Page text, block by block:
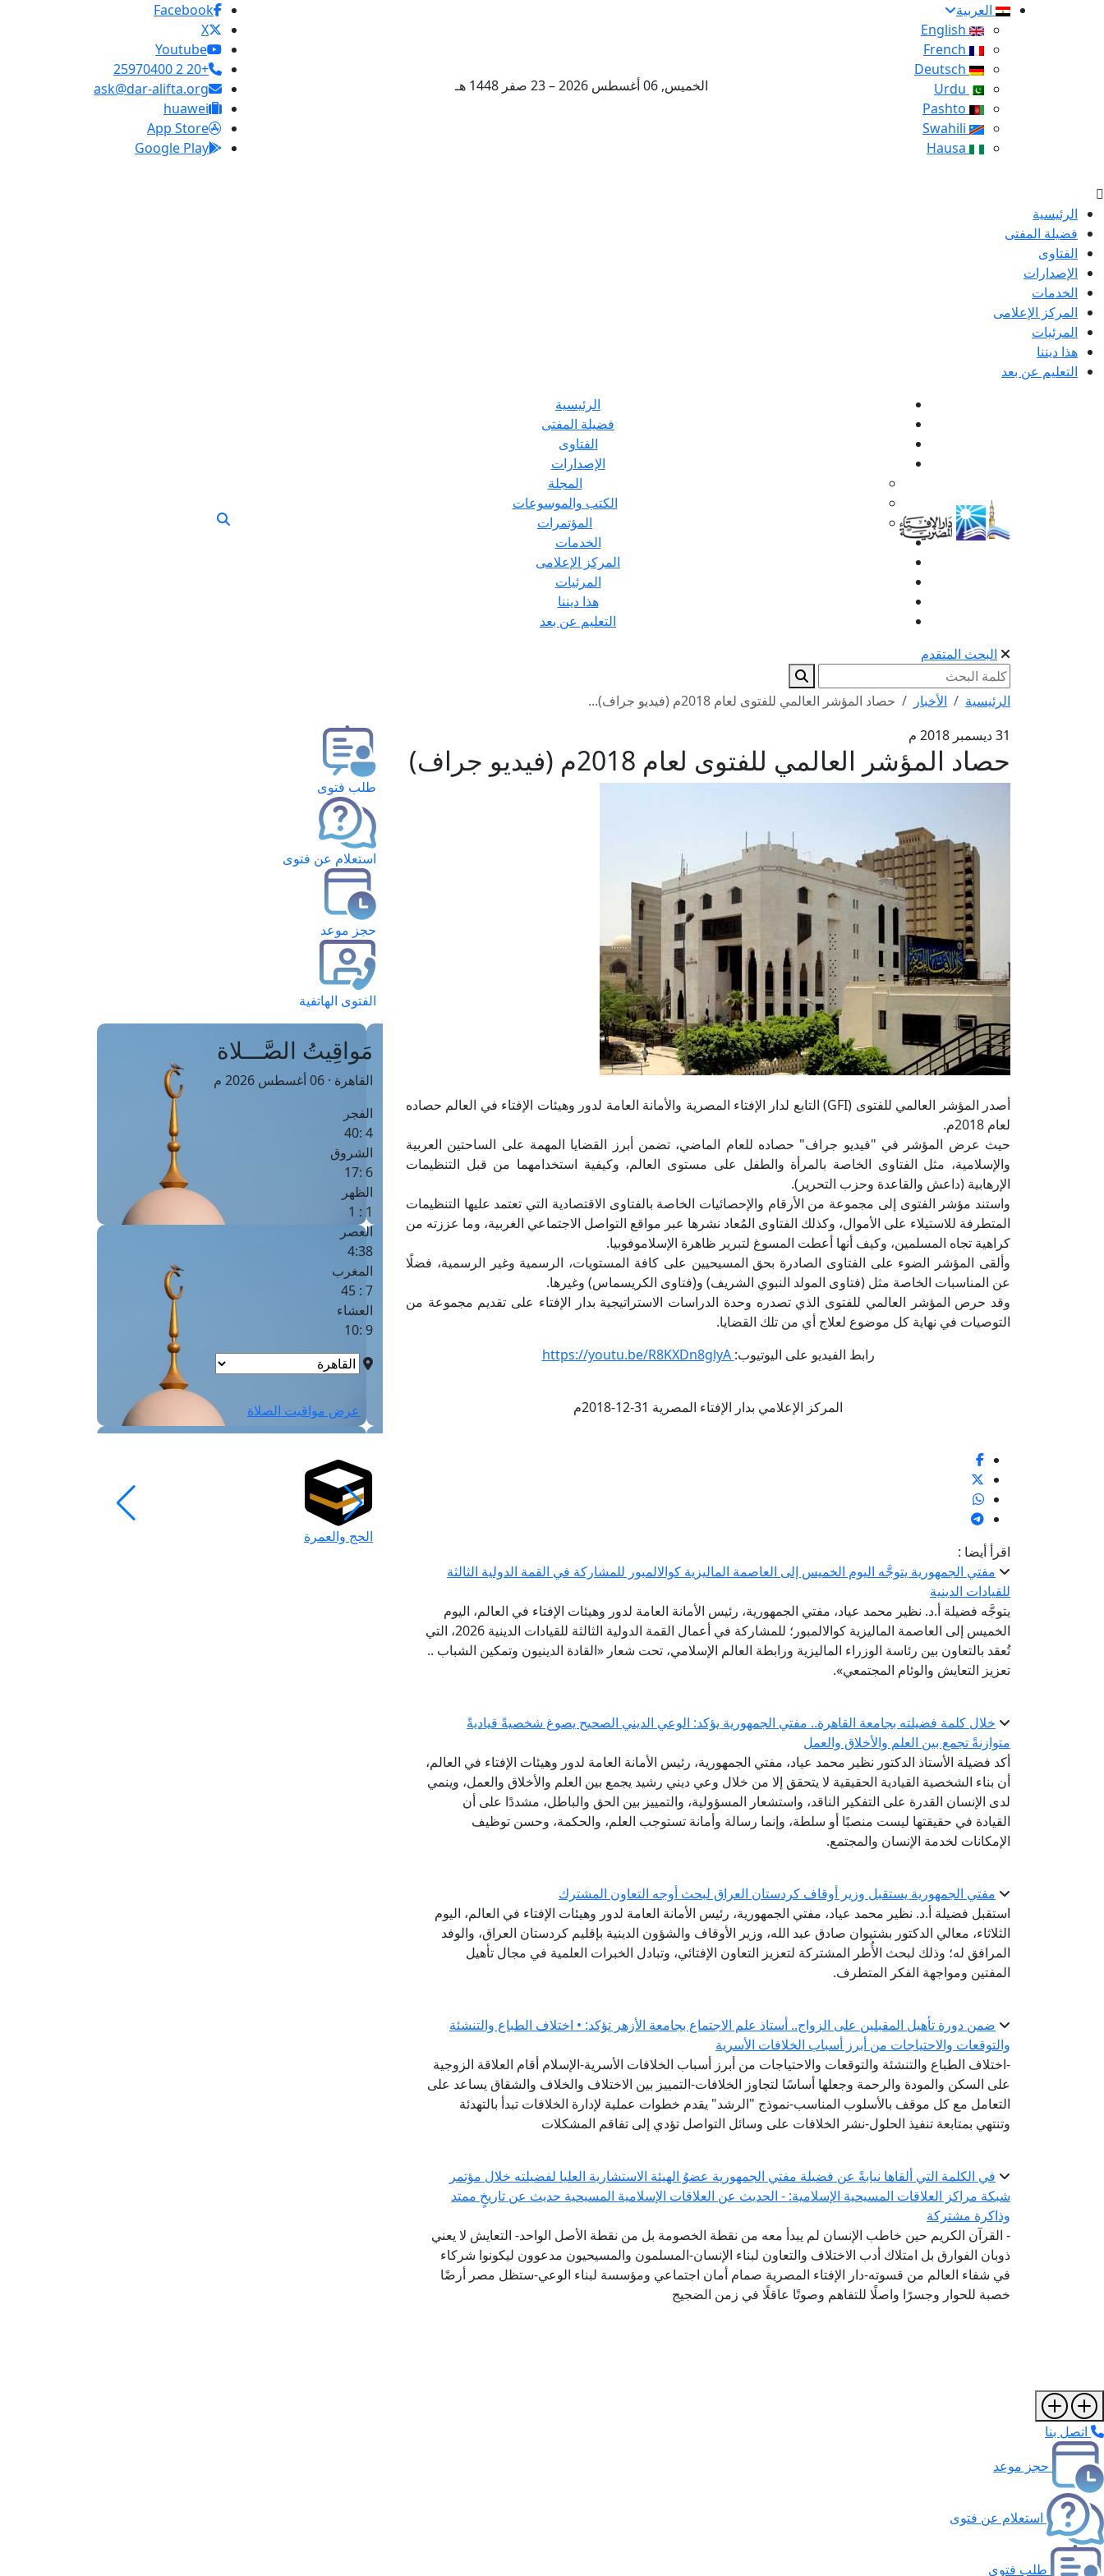
العربية
الخميس, 06 أغسطس 2026 – 23 صفر 1448 هـ
Facebook
X
Youtube
+20 2 25970400
ask@dar-alifta.org
huawei
App Store
Google Play
الرئيسية
فضيلة المفتى
الفتاوى
الإصدارات
الخدمات
المركز الإعلامى
المرئيات
هذا ديننا
التعليم عن بعد
الرئيسية
فضيلة المفتى
الفتاوى
الإصدارات
المجلة
الكتب والموسوعات
المؤتمرات
الخدمات
المركز الإعلامى
المرئيات
هذا ديننا
التعليم عن بعد
البحث المتقدم
الرئيسية الأخبار
حصاد المؤشر العالمي للفتوى لعام 2018م (فيديو جراف)...
31 ديسمبر 2018 م
حصاد المؤشر العالمي للفتوى لعام 2018م (فيديو جراف)
أصدر المؤشر العالمي للفتوى (GFI) التابع لدار الإفتاء المصرية والأمانة العامة لدور وهيئات الإفتاء في العالم حصاده
لعام 2018م.
حيث عرض المؤشر في "فيديو جراف" حصاده للعام الماضي، تضمن أبرز القضايا المهمة على الساحتين العربية
والإسلامية، مثل الفتاوى الخاصة بالمرأة والطفل على مستوى العالم، وكيفية استخدامهما من قبل التنظيمات
الإرهابية (داعش والقاعدة وحزب التحرير).
واستند مؤشر الفتوى إلى مجموعة من الأرقام والإحصائيات الخاصة بالفتاوى الاقتصادية التي تعتمد عليها التنظيمات
المتطرفة للاستيلاء على الأموال، وكذلك الفتاوى المُعاد نشرها عبر مواقع التواصل الاجتماعي الغربية، وما عززته من
كراهية تجاه المسلمين، وكيف أنها أعطت المسوغ لتبرير ظاهرة الإسلاموفوبيا.
وألقى المؤشر الضوء على الفتاوى الصادرة بحق المسيحيين على كافة المستويات، الرسمية وغير الرسمية، فضلًا
عن المناسبات الخاصة مثل (فتاوى المولد النبوي الشريف) و(فتاوى الكريسماس) وغيرها.
وقد حرص المؤشر العالمي للفتوى الذي تصدره وحدة الدراسات الاستراتيجية بدار الإفتاء على تقديم مجموعة من
التوصيات في نهاية كل موضوع لعلاج أي من تلك القضايا.
رابط الفيديو على اليوتيوب: https://youtu.be/R8KXDn8glyA
المركز الإعلامي بدار الإفتاء المصرية 31-12-2018م
اقرأ أيضا :
مفتي الجمهورية يتوجَّه اليوم الخميس إلى العاصمة الماليزية كوالالمبور للمشاركة في القمة الدولية الثالثة
للقيادات الدينية
يتوجَّه فضيلة أ.د. نظير محمد عياد، مفتي الجمهورية، رئيس الأمانة العامة لدور وهيئات الإفتاء في العالم، اليوم
الخميس إلى العاصمة الماليزية كوالالمبور؛ للمشاركة في أعمال القمة الدولية الثالثة للقيادات الدينية 2026، التي
تُعقد بالتعاون بين رئاسة الوزراء الماليزية ورابطة العالم الإسلامي، تحت شعار «القادة الدينيون وتمكين الشباب ..
تعزيز التعايش والوئام المجتمعي».
خلال كلمة فضيلته بجامعة القاهرة.. مفتي الجمهورية يؤكد: الوعي الديني الصحيح يصوغ شخصيةً قياديةً
متوازنةً تجمع بين العلم والأخلاق والعمل
أكد فضيلة الأستاذ الدكتور نظير محمد عياد، مفتي الجمهورية، رئيس الأمانة العامة لدور وهيئات الإفتاء في العالم،
أن بناء الشخصية القيادية الحقيقية لا يتحقق إلا من خلال وعي ديني رشيد يجمع بين العلم والأخلاق والعمل، وينمي
لدى الإنسان القدرة على التفكير الناقد، واستشعار المسؤولية، والتمييز بين الحق والباطل، مشددًا على أن
القيادة في حقيقتها ليست منصبًا أو سلطة، وإنما رسالة وأمانة تستوجب العلم، والحكمة، وحسن توظيف
الإمكانات لخدمة الإنسان والمجتمع.
مفتي الجمهورية يستقبل وزير أوقاف كردستان العراق لبحث أوجه التعاون المشترك
استقبل فضيلة أ.د. نظير محمد عياد، مفتي الجمهورية، رئيس الأمانة العامة لدور وهيئات الإفتاء في العالم، اليوم
الثلاثاء، معالي الدكتور بشتيوان صادق عبد الله، وزير الأوقاف والشؤون الدينية بإقليم كردستان العراق، والوفد
المرافق له؛ وذلك لبحث الأُطر المشتركة لتعزيز التعاون الإفتائي، وتبادل الخبرات العلمية في مجال تأهيل
المفتين ومواجهة الفكر المتطرف.
ضمن دورة تأهيل المقبلين على الزواج.. أستاذ علم الاجتماع بجامعة الأزهر تؤكد: • اختلاف الطباع والتنشئة
والتوقعات والاحتياجات من أبرز أسباب الخلافات الأسرية
-اختلاف الطباع والتنشئة والتوقعات والاحتياجات من أبرز أسباب الخلافات الأسرية-الإسلام أقام العلاقة الزوجية
على السكن والمودة والرحمة وجعلها أساسًا لتجاوز الخلافات-التمييز بين الاختلاف والخلاف والشقاق يساعد على
التعامل مع كل موقف بالأسلوب المناسب-نموذج "الرشد" يقدم خطوات عملية لإدارة الخلافات تبدأ بالتهدئة
وتنتهي بمتابعة تنفيذ الحلول-نشر الخلافات على وسائل التواصل تؤدي إلى تفاقم المشكلات
في الكلمة التي ألقاها نيابةً عن فضيلة مفتي الجمهورية عضوُ الهيئة الاستشارية العليا لفضيلته خلال مؤتمر
شبكة مراكز العلاقات المسيحية الإسلامية: - الحديث عن العلاقات الإسلامية المسيحية حديث عن تاريخٍ ممتد
وذاكرة مشتركة
- القرآن الكريم حين خاطب الإنسان لم يبدأ معه من نقطة الخصومة بل من نقطة الأصل الواحد- التعايش لا يعني
ذوبان الفوارق بل امتلاك أدب الاختلاف والتعاون لبناء الإنسان-المسلمون والمسيحيون مدعوون ليكونوا شركاء
في شفاء العالم من قسوته-دار الإفتاء المصرية صمام أمان اجتماعي ومؤسسة لبناء الوعي-ستظل مصر أرضًا
خصبة للحوار وجسرًا واصلًا للتفاهم وصوتًا عاقلًا في زمن الضجيج
طلب فتوى
استعلام عن فتوى
حجز موعد
الفتوى الهاتفية
مَواقِيتُ الصَّـــلاة
القاهرة · 06 أغسطس 2026 م
الفجر
4 :40
الشروق
6 :17
الظهر
1 : 1
العصر
4:38
المغرب
7 : 45
العشاء
9 :10
عرض مواقيت الصلاة
الحج والعمرة
اتصل بنا
حجز موعد
استعلام عن فتوى
طلب فتوى